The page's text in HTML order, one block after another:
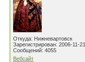
Откуда: Нижневартовск
Зарегистрирован: 2006-11-21
Сообщений: 4055
Вебсайт